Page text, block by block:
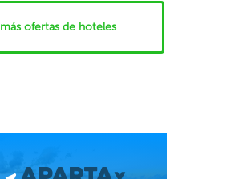
ofertas de hoteles